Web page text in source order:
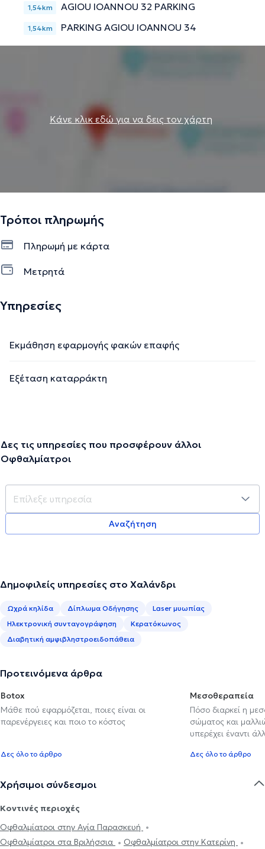
1,54km AGIOU IOANNOU 32 PARKING
1,54km PARKING AGIOU IOANNOU 34
Κάνε κλικ εδώ για να δεις τον χάρτη
Τρόποι πληρωμής
Πληρωμή με κάρτα
Μετρητά
Υπηρεσίες
Εκμάθηση εφαρμογής φακών επαφής
Εξέταση καταρράκτη
Δες τις υπηρεσίες που προσφέρουν άλλοι
Οφθαλμίατροι
Αναζήτηση
Δημοφιλείς υπηρεσίες στο Χαλάνδρι
Ωχρά κηλίδα Δίπλωμα Οδήγησης
Laser μυωπίας
Ηλεκτρονική συνταγογράφηση
Κερατόκωνος
Διαβητική αμφιβληστροειδοπάθεια
Προτεινόμενα άρθρα
Botox
Μάθε πού εφαρμόζεται, ποιες είναι οι
παρενέργειες και ποιο το κόστος
Δες όλο το άρθρο
Μεσοθεραπεία
Πόσο διαρκεί η
σώματος και
υπερέχει έναντι
Δες όλο το άρθρο
Χρήσιμοι σύνδεσμοι
Κοντινές περιοχές
Οφθαλμίατροι στην Αγία Παρασκευή
Οφθαλμίατροι στα Βριλήσσια
Οφθαλμίατροι στην Κατερίνη